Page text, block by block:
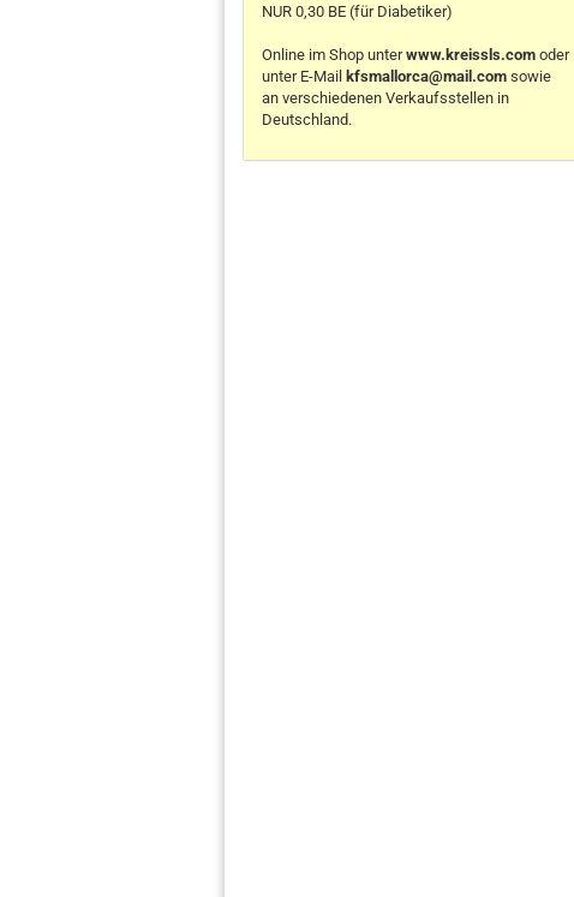
NUR 0,30 BE (für Diabetiker)
Online im Shop unterwww.kreissls.com oder
unter E-Mail kfsmallorca@mail.com sowie
an verschiedenen Verkaufsstellen in
Deutschland.